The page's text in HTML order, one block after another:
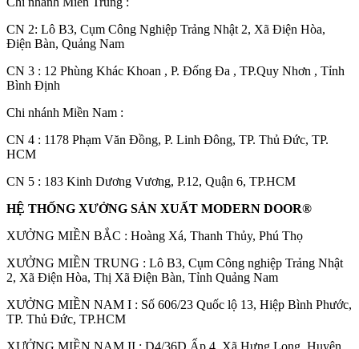
CN 2: Lô B3, Cụm Công Nghiệp Trảng Nhật 2, Xã Điện Hòa,
Điện Bàn, Quảng Nam
CN 3 : 12 Phùng Khác Khoan , P. Đống Đa , TP.Quy Nhơn , Tỉnh
Bình Định
Chi nhánh Miền Nam :
CN 4 : 1178 Phạm Văn Đồng, P. Linh Đông, TP. Thủ Đức, TP.
HCM
CN 5 : 183 Kinh Dương Vương, P.12, Quận 6, TP.HCM
HỆ THỐNG XƯỞNG SẢN XUẤT MODERN DOOR®
XƯỞNG MIỀN BẮC : Hoàng Xá, Thanh Thủy, Phú Thọ
XƯỞNG MIỀN TRUNG : Lô B3, Cụm Công nghiệp Trảng Nhật
2, Xã Điện Hòa, Thị Xã Điện Bàn, Tỉnh Quảng Nam
XƯỞNG MIỀN NAM I : Số 606/23 Quốc lộ 13, Hiệp Bình Phước,
TP. Thủ Đức, TP.HCM
XƯỞNG MIỀN NAM II : D4/36D Ấp 4, Xã Hưng Long, Huyện